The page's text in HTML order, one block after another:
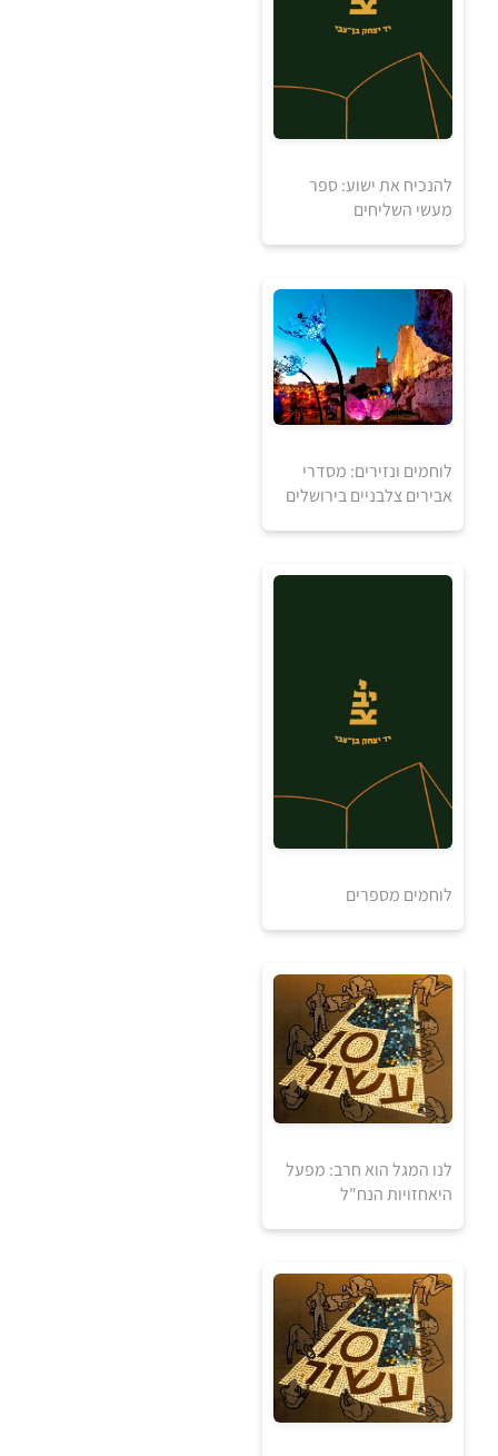
5
₪
5
₪
למידע ולרכישה
להנכיח את ישוע: ספר
מעשי השליחים
5
לוחמים ונזירים: מסדרי
אבירים צלבניים בירושלים
5
לוחמים מספרים
לנו המגל הוא חרב: מפעל
היאחזויות הנח"ל